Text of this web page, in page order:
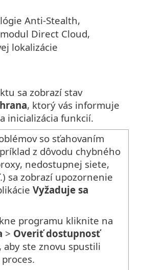
Anti‑Stealth,
Direct Cloud,
lokalizácie
sa zobrazí stav
, ktorý vás informuje
inicializácia funkcií.
so sťahovaním
z dôvodu chybného
nedostupnej siete,
sa zobrazí upozornenie
Vyžaduje sa
programu kliknite na
> Overiť dostupnosť
aby ste znovu spustili